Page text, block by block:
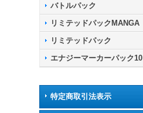
バトルパック
リミテッドパックMANGA
リミテッドパック
エナジーマーカーパック10
特定商取引法表示